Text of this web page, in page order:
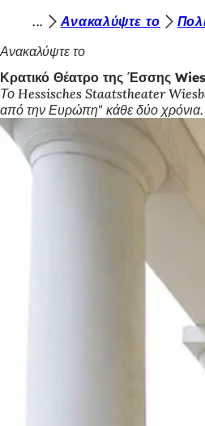
Μετάβαση στο περιεχόμενο
ρ
ί
σ
κ
Ανακαλύψτε το
Ανακαλύψτε το
Κρατικό Θέατρο της Έσσης
Το Hessisches Staatstheater
από την Ευρώπη" κάθε δύο χρόνια.